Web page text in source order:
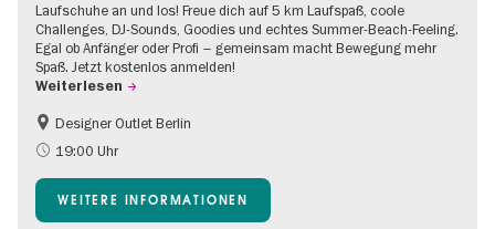
Laufschuhe an und los! Freue dich auf 5 km Laufspaß, coole
Challenges, DJ-Sounds, Goodies und echtes Summer-Beach-Feeling.
Egal ob Anfänger oder Profi – gemeinsam macht Bewegung mehr
Spaß. Jetzt kostenlos anmelden!
Weiterlesen
Going local Berlin
Gratis
Open Air
Shopping
Designer Outlet Berlin
19:00 Uhr
WEITERE INFORMATIONEN